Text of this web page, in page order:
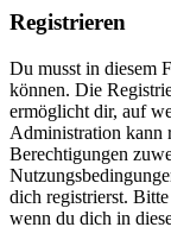
Registrieren
Du musst in diesem
können. Die
ermöglicht dir, auf
Administration kann
Berechtigungen
dich registrierst.
wenn du dich in